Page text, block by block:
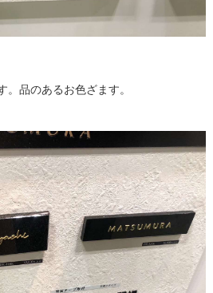
品のあるお色ざます。